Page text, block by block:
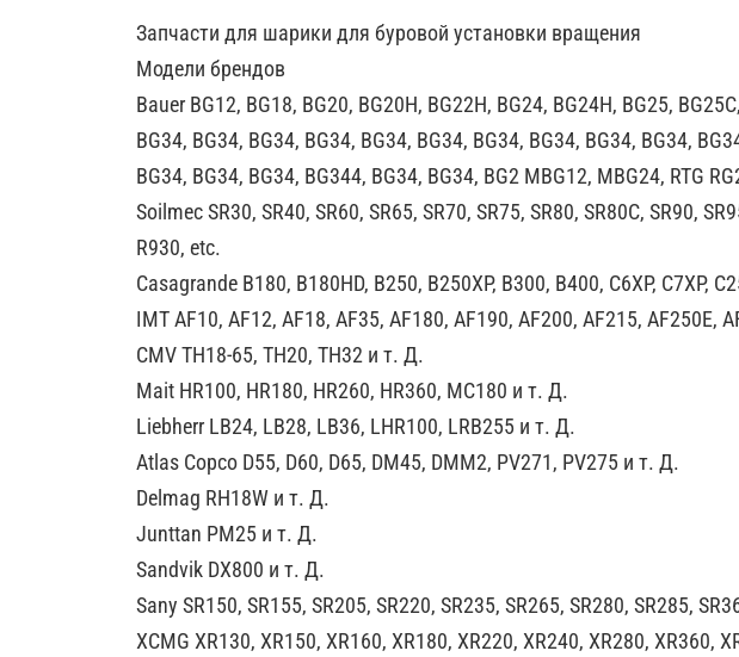
Запчасти для шарики для буровой установки вращения
Модели брендов
Bauer BG12, BG18, BG20, BG20H, BG22H, BG24, BG24H, BG25,
BG34, BG34, BG34, BG34, BG34, BG34, BG34, BG34, BG34, BG34,
BG34, BG34, BG34, BG344, BG34, BG34, BG2 MBG12, MBG24, RTG
Soilmec SR30, SR40, SR60, SR65, SR70, SR75, SR80, SR80C, SR90,
R930, etc.
Casagrande B180, B180HD, B250, B250XP, B300, B400, C6XP, C7XP,
IMT AF10, AF12, AF18, AF35, AF180, AF190, AF200, AF215, AF250E,
CMV TH18-65, TH20, TH32 и т. Д.
Mait HR100, HR180, HR260, HR360, MC180 и т. Д.
Liebherr LB24, LB28, LB36, LHR100, LRB255 и т. Д.
Atlas Copco D55, D60, D65, DM45, DMM2, PV271, PV275 и т. Д.
Delmag RH18W и т. Д.
Junttan PM25 и т. Д.
Sandvik DX800 и т. Д.
Sany SR150, SR155, SR205, SR220, SR235, SR265, SR280, SR285,
XCMG XR130, XR150, XR160, XR180, XR220, XR240, XR280, XR360,